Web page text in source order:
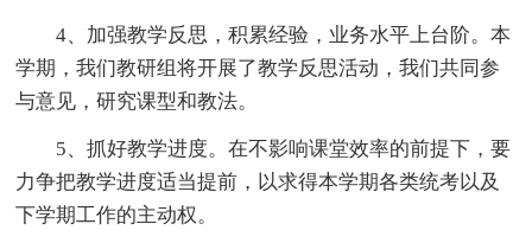
4、加强教学反思，积累经验，业务水平上台阶。本
学期，我们教研组将开展了教学反思活动，我们共同参
与意见，研究课型和教法。
5、抓好教学进度。在不影响课堂效率的前提下，要
力争把教学进度适当提前，以求得本学期各类统考以及
下学期工作的主动权。